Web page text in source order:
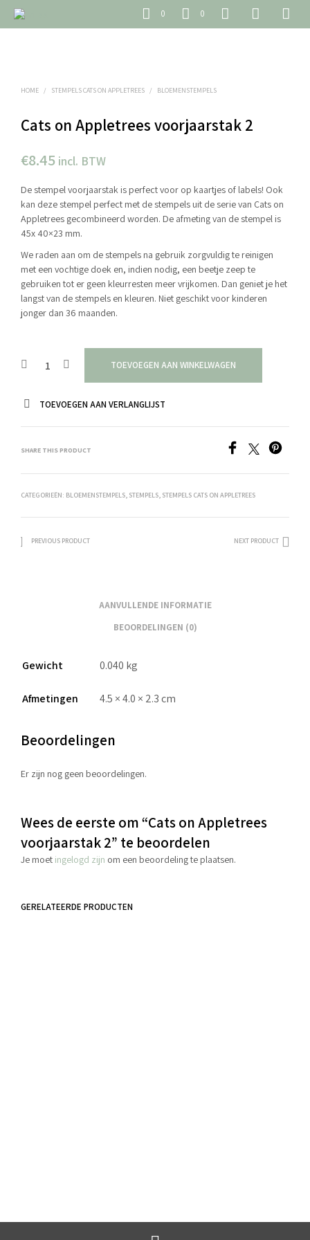
0 0
HOME / STEMPELS CATS ON APPLETREES / BLOEMENSTEMPELS
Cats on Appletrees voorjaarstak 2
€8.45 incl. BTW
De stempel voorjaarstak is perfect voor op kaartjes of labels! Ook
kan deze stempel perfect met de stempels uit de serie van Cats on
Appletrees gecombineerd worden. De afmeting van de stempel is
45x 40×23 mm.
We raden aan om de stempels na gebruik zorgvuldig te reinigen
met een vochtige doek en, indien nodig, een beetje zeep te
gebruiken tot er geen kleurresten meer vrijkomen. Dan geniet je het
langst van de stempels en kleuren. Niet geschikt voor kinderen
jonger dan 36 maanden.
TOEVOEGEN AAN WINKELWAGEN
TOEVOEGEN AAN VERLANGLIJST
SHARE THIS PRODUCT
CATEGORIEËN: BLOEMENSTEMPELS, STEMPELS, STEMPELS CATS ON APPLETREES
PREVIOUS PRODUCT NEXT PRODUCT
AANVULLENDE INFORMATIE
BEOORDELINGEN (0)
Gewicht 0.040 kg
Afmetingen 4.5 × 4.0 × 2.3 cm
Beoordelingen
Er zijn nog geen beoordelingen.
Wees de eerste om “Cats on Appletrees
voorjaarstak 2” te beoordelen
Je moet ingelogd zijn om een beoordeling te plaatsen.
GERELATEERDE PRODUCTEN